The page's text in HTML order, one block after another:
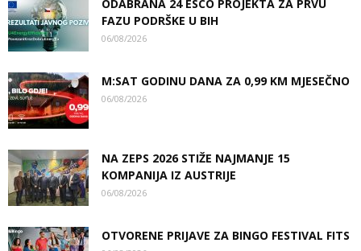
ODABRANA 24 ESCO PROJEKTA ZA PRVU
FAZU PODRŠKE U BIH
06/08/2026
M:SAT GODINU DANA ZA 0,99 KM MJESEČNO
06/08/2026
NA ZEPS 2026 STIŽE NAJMANJE 15
KOMPANIJA IZ AUSTRIJE
06/08/2026
OTVORENE PRIJAVE ZA BINGO FESTIVAL FITS